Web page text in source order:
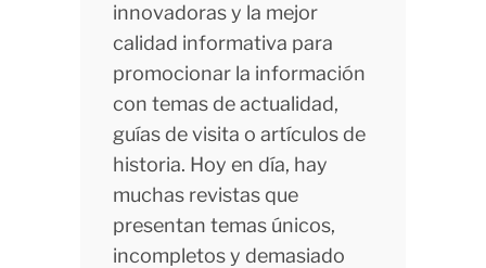
innovadoras y la mejor
calidad informativa para
promocionar la información
con temas de actualidad,
guías de visita o artículos de
historia. Hoy en día, hay
muchas revistas que
presentan temas únicos,
incompletos y demasiado